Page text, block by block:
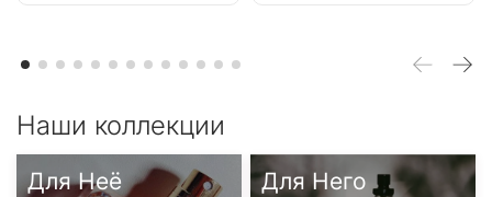
Наши коллекции
Для Неё Для Него